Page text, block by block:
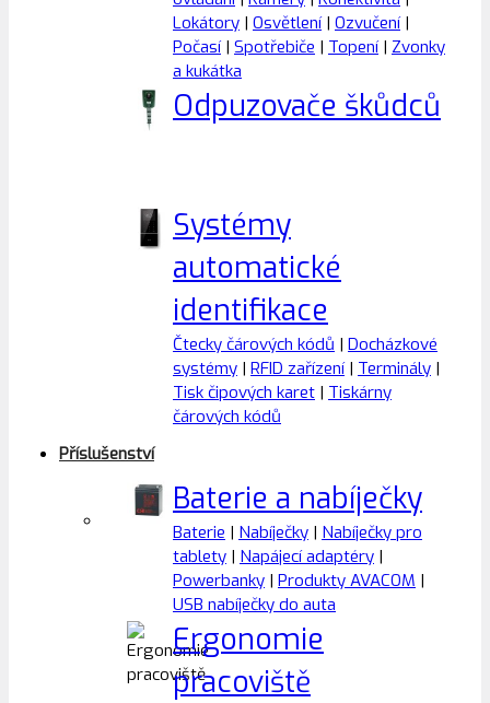
Lokátory | Osvětlení| Ozvučení|
Počasí| Spotřebiče | Topení| Zvonky
a kukátka
Odpuzovače škůdců
Systémy
automatické
identifikace
Čtecky čárových kódů | Docházkové
systémy | RFID zařízení| Terminály |
Tisk čipových karet | Tiskárny
čárových kódů
Příslušenství
Baterie a nabíječky
Baterie | Nabíječky | Nabíječky pro
tablety | Napájecí adaptéry |
Powerbanky | Produkty AVACOM |
USB nabíječky do auta
Ergonomie
pracoviště